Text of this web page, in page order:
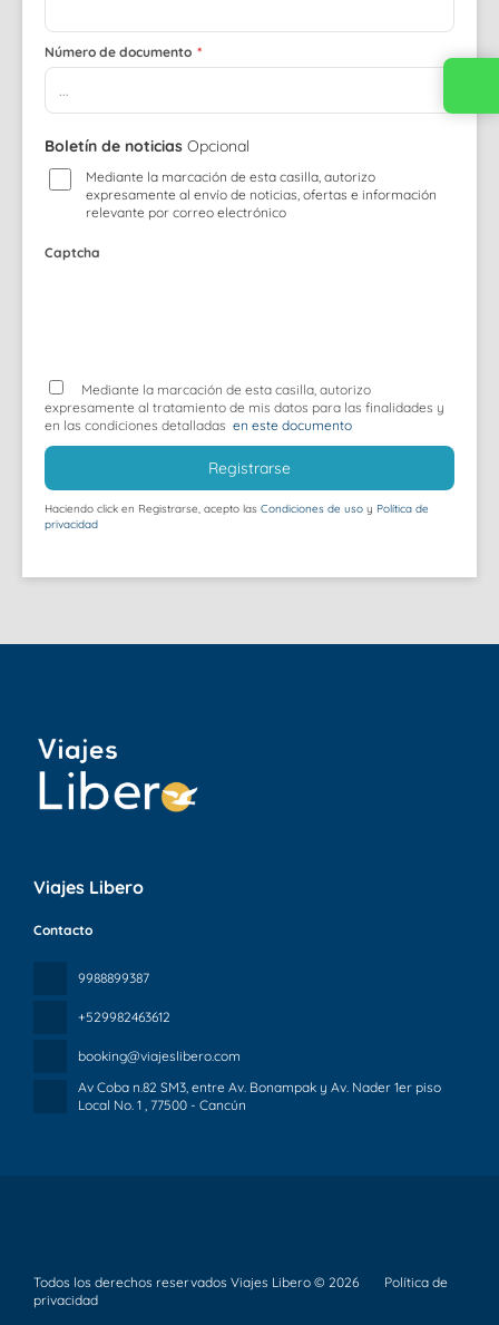
Número de documento *
Boletín de noticias Opcional
Mediante la marcación de esta casilla, autorizo
expresamente al envío de noticias, ofertas e información
relevante por correo electrónico
Captcha
Mediante la marcación de esta casilla, autorizo
expresamente al tratamiento de mis datos para las finalidades y
en las condiciones detalladas en este documento
Registrarse
Haciendo click en Registrarse, acepto las Condiciones de uso y Política de
privacidad
Viajes Libero
Contacto
9988899387
+529982463612
booking@viajeslibero.com
Av Coba n.82 SM3, entre Av. Bonampak y Av. Nader 1er piso
Local No. 1 , 77500 - Cancún
Todos los derechos reservados Viajes Libero © 2026
Política de
privacidad